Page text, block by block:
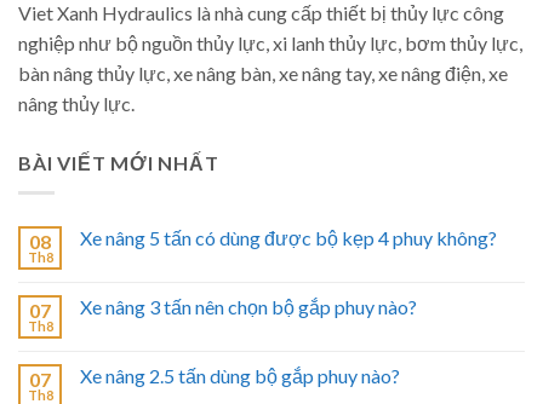
Viet Xanh Hydraulics là nhà cung cấp thiết bị thủy lực công
nghiệp như bộ nguồn thủy lực, xi lanh thủy lực, bơm thủy lực,
bàn nâng thủy lực, xe nâng bàn, xe nâng tay, xe nâng điện, xe
nâng thủy lực.
BÀI VIẾT MỚI NHẤT
08
Th8
Xe nâng 5 tấn có dùng được bộ kẹp 4 phuy không?
07
Th8
Xe nâng 3 tấn nên chọn bộ gắp phuy nào?
07
Th8
Xe nâng 2.5 tấn dùng bộ gắp phuy nào?